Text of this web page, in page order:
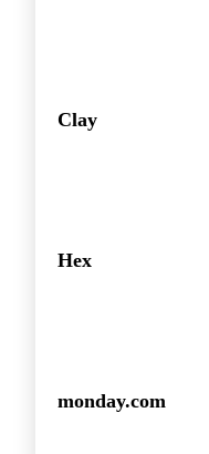
Clay
Hex
monday.com